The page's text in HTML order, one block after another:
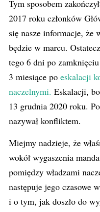
Tym sposobem
2017 roku członków
się nasze informacje, że
będzie w marcu.
tego 6 dni po
3 miesiące po eskalacji
naczelnymi. Eskalacji,
13 grudnia 2020 roku.
nazywał konfliktem.
Miejmy nadzieje, że
wokół wygaszenia
pomiędzy władzami
następuje jego czasowe
i o tym, jak doszło do